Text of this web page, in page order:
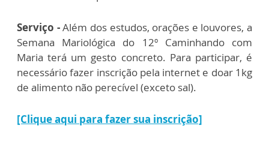
Serviço -Além dos estudos, orações e louvores, a
Semana Mariológica do 12º Caminhando com
Maria terá um gesto concreto. Para participar, é
necessário fazer inscrição pela internet e doar 1kg
de alimento não perecível (exceto sal).
[Clique aqui para fazer sua inscrição]